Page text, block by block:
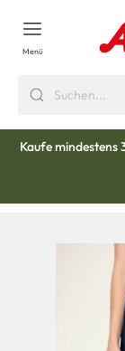
springen
Menü
Kaufe mindestens